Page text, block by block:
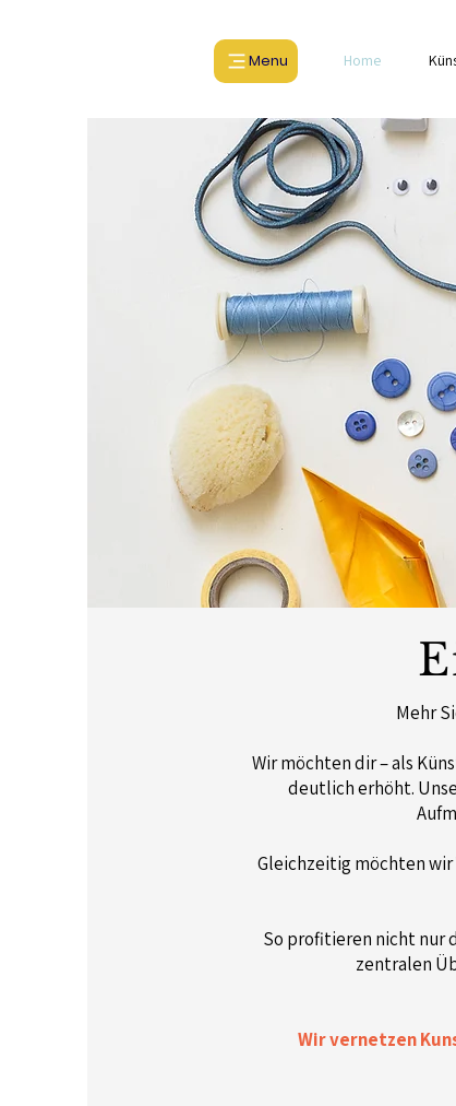
Menu Home
Mehr
Wir möchten dir – als
deutlich erhöht.
Gleichzeitig möchten
So profitieren nicht nur
zentralen
Wir vernetzen